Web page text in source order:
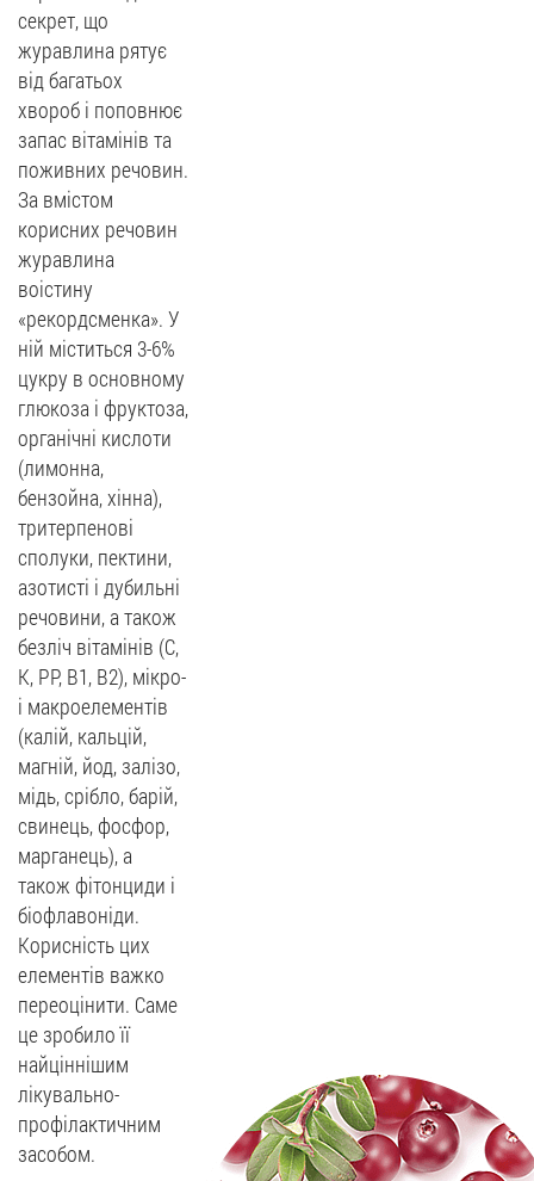
секрет, що
журавлина рятує
від багатьох
хвороб і поповнює
запас вітамінів та
поживних речовин.
За вмістом
корисних речовин
журавлина
воістину
«рекордсменка». У
ній міститься 3-6%
цукру в основному
глюкоза і фруктоза,
органічні кислоти
(лимонна,
бензойна, хінна),
тритерпенові
сполуки, пектини,
азотисті і дубильні
речовини, а також
безліч вітамінів (С,
К, РР, В1, В2), мікро-
і макроелементів
(калій, кальцій,
магній, йод, залізо,
мідь, срібло, барій,
свинець, фосфор,
марганець), а
також фітонциди і
біофлавоніди.
Корисність цих
елементів важко
переоцінити. Саме
це зробило її
найціннішим
лікувально-
профілактичним
засобом.